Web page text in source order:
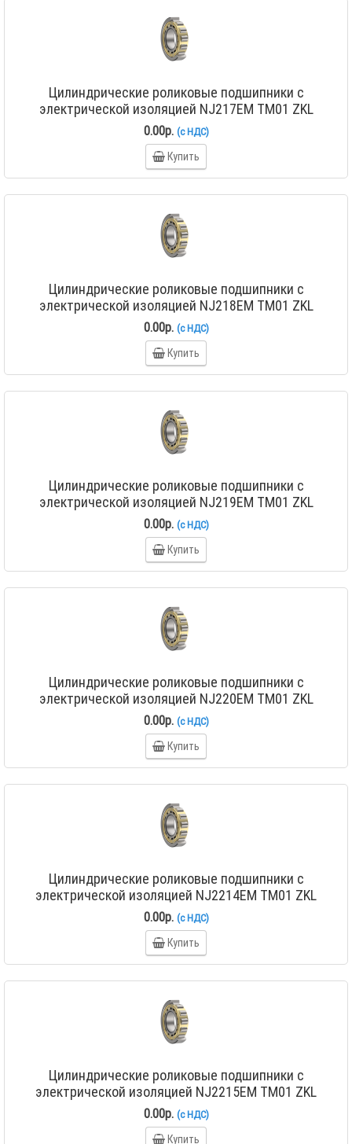
Цилиндрические роликовые подшипники с
электрической изоляцией NJ217EM TM01 ZKL
0.00р. (с НДС)
Купить
Цилиндрические роликовые подшипники с
электрической изоляцией NJ218EM TM01 ZKL
0.00р. (с НДС)
Купить
Цилиндрические роликовые подшипники с
электрической изоляцией NJ219EM TM01 ZKL
0.00р. (с НДС)
Купить
Цилиндрические роликовые подшипники с
электрической изоляцией NJ220EM TM01 ZKL
0.00р. (с НДС)
Купить
Цилиндрические роликовые подшипники с
электрической изоляцией NJ2214EM TM01 ZKL
0.00р. (с НДС)
Купить
Цилиндрические роликовые подшипники с
электрической изоляцией NJ2215EM TM01 ZKL
0.00р. (с НДС)
Купить